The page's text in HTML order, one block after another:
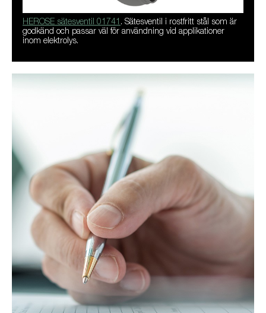
HEROSE sätesventil 01741 . Sätesventil i rostfritt stål som är
godkänd och passar väl för användning vid applikationer
inom elektrolys.